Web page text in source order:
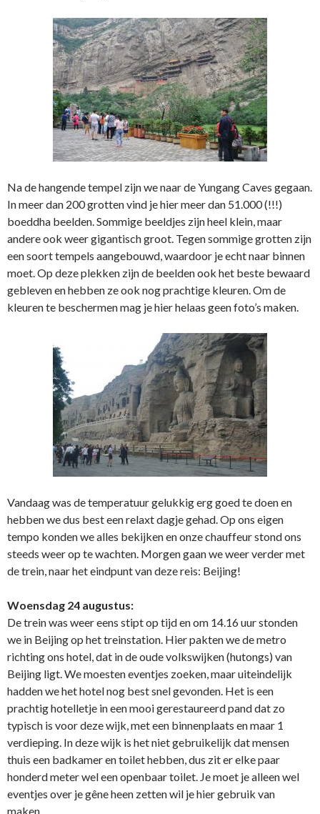
Na de hangende tempel zijn we naar de Yungang Caves gegaan.
In meer dan 200 grotten vind je hier meer dan 51.000 (!!!)
boeddha beelden. Sommige beeldjes zijn heel klein, maar
andere ook weer gigantisch groot. Tegen sommige grotten zijn
een soort tempels aangebouwd, waardoor je echt naar binnen
moet. Op deze plekken zijn de beelden ook het beste bewaard
gebleven en hebben ze ook nog prachtige kleuren. Om de
kleuren te beschermen mag je hier helaas geen foto’s maken.
Vandaag was de temperatuur gelukkig erg goed te doen en
hebben we dus best een relaxt dagje gehad. Op ons eigen
tempo konden we alles bekijken en onze chauffeur stond ons
steeds weer op te wachten. Morgen gaan we weer verder met
de trein, naar het eindpunt van deze reis: Beijing!
Woensdag 24 augustus:
De trein was weer eens stipt op tijd en om 14.16 uur stonden
we in Beijing op het treinstation. Hier pakten we de metro
richting ons hotel, dat in de oude volkswijken (hutongs) van
Beijing ligt. We moesten eventjes zoeken, maar uiteindelijk
hadden we het hotel nog best snel gevonden. Het is een
prachtig hotelletje in een mooi gerestaureerd pand dat zo
typisch is voor deze wijk, met een binnenplaats en maar 1
verdieping. In deze wijk is het niet gebruikelijk dat mensen
thuis een badkamer en toilet hebben, dus zit er elke paar
honderd meter wel een openbaar toilet. Je moet je alleen wel
eventjes over je gêne heen zetten wil je hier gebruik van
maken…..